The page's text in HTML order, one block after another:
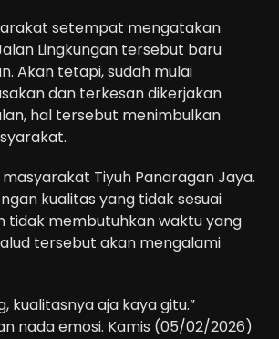
setempat mengatakan
Lingkungan tersebut baru
Akan tetapi, sudah mulai
dan terkesan dikerjakan
hal tersebut menimbulkan
Tiyuh Panaragan Jaya.
kualitas yang tidak sesuai
tidak membutuhkan waktu yang
tersebut akan mengalami
kualitasnya aja kaya gitu.”
nada emosi. Kamis (05/02/2026)